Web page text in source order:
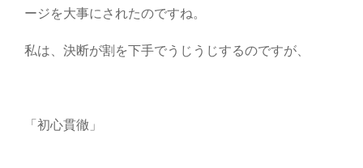
ージを大事にされたのですね。
私は、決断が割を下手でうじうじするのですが、
「初心貫徹」